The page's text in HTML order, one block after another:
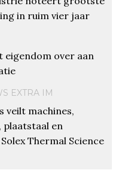
in ruim vier jaar
eigendom over aan
EXTRA IM
veilt machines,
plaatstaal en
Thermal Science